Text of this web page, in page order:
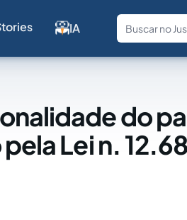
IA
do
Lei n.